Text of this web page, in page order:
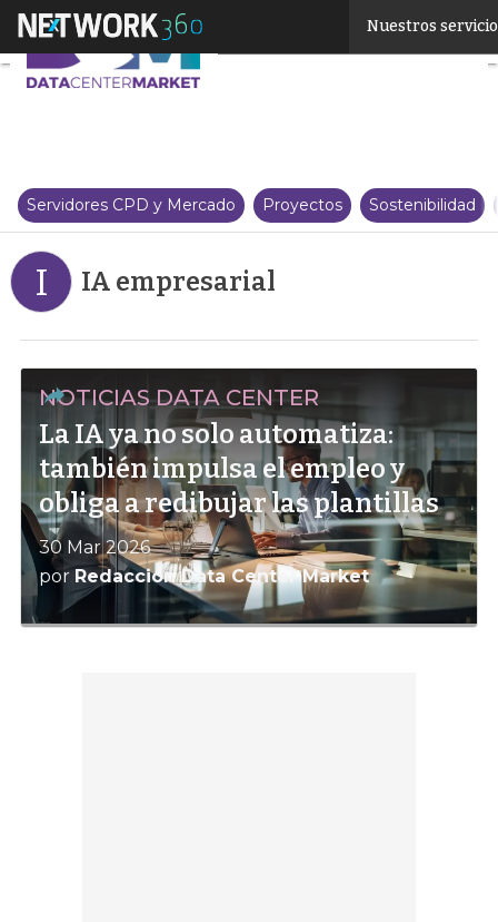
Nuestros
Servidores CPD y Mercado Proyectos Sostenibilidad
I IA empresarial
NOTICIAS DATA CENTER
La IA ya no solo automatiza:
también impulsa el empleo y
obliga a redibujar las plantillas
30 Mar 2026
porRedacción Data Center Market